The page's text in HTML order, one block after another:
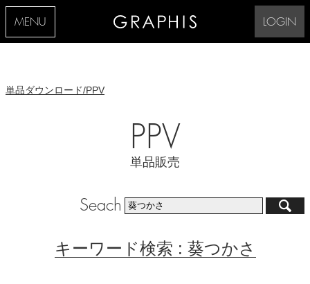
MENU LOGIN
単品ダウンロード/PPV
PPV
単品販売
Seach
キーワード検索 : 葵つかさ